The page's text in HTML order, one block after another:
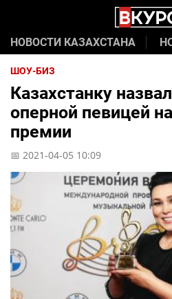
НОВОСТИ КАЗАХСТАНА
ШОУ-БИЗ
Казахстанку
оперной певицей
премии
📅 2021-04-05 10:09